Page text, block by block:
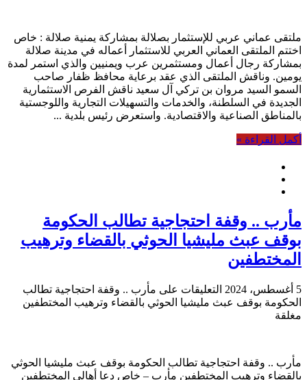
ملتقى عماني عربي للإستثمار بصلالة بمشاركة يمنية صلالة : خاص
اختتم الملتقى العماني العربي للاستثمار أعماله في مدينة صلالة
بمشاركة رجال أعمال ومستثمرين عرب ويمنيين والذي استمر لمدة
يومين. وناقش الملتقى الذي عقد برعاية محافظ ظفار صاحب
السمو السيد مروان بن تركي آل سعيد ناقش الفرص الاستثمارية
الجديدة في السلطنة، والخدمات والتسهيلات التجارية واللوجستية
بالمناطق الصناعية والاقتصادية. واستعرض رئيس بلدية ...
أكمل القراءة »
مأرب .. وقفة احتجاجية تطالب الحكومة
بوقف عبث مليشيا الحوثي بالقضاء وترهيب
المختطفين
5 أغسطس، 2024 التعليقات على مأرب .. وقفة احتجاجية تطالب
الحكومة بوقف عبث مليشيا الحوثي بالقضاء وترهيب المختطفين
مغلقة
مأرب .. وقفة احتجاجية تطالب الحكومة بوقف عبث مليشيا الحوثي
بالقضاء وترهيب المختطفين مأرب – خاص دعا أهالي المختطفين